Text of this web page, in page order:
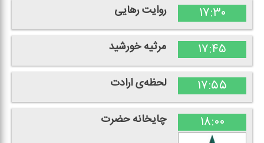
۱۷:۳۰ روایت رهایی
۱۷:۴۵ مرثیه خورشید
۱۷:۵۵ لحظه‌ی ارادت
۱۸:۰۰ چایخانه حضرت